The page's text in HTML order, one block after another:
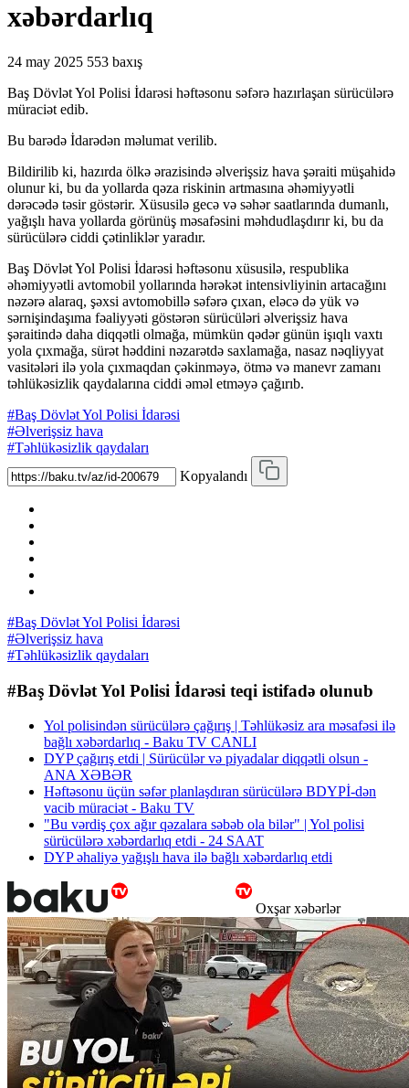
xəbərdarlıq
24 may 2025 553 baxış
Baş Dövlət Yol Polisi İdarəsi həftəsonu səfərə hazırlaşan sürücülərə
müraciət edib.
Bu barədə İdarədən məlumat verilib.
Bildirilib ki, hazırda ölkə ərazisində əlverişsiz hava şəraiti müşahidə
olunur ki, bu da yollarda qəza riskinin artmasına əhəmiyyətli
dərəcədə təsir göstərir. Xüsusilə gecə və səhər saatlarında dumanlı,
yağışlı hava yollarda görünüş məsafəsini məhdudlaşdırır ki, bu da
sürücülərə ciddi çətinliklər yaradır.
Baş Dövlət Yol Polisi İdarəsi həftəsonu xüsusilə, respublika
əhəmiyyətli avtomobil yollarında hərəkət intensivliyinin artacağını
nəzərə alaraq, şəxsi avtomobillə səfərə çıxan, eləcə də yük və
sərnişindaşıma fəaliyyəti göstərən sürücüləri əlverişsiz hava
şəraitində daha diqqətli olmağa, mümkün qədər günün işıqlı vaxtı
yola çıxmağa, sürət həddini nəzarətdə saxlamağa, nasaz nəqliyyat
vasitələri ilə yola çıxmaqdan çəkinməyə, ötmə və manevr zamanı
təhlükəsizlik qaydalarına ciddi əməl etməyə çağırıb.
#Baş Dövlət Yol Polisi İdarəsi
#Əlverişsiz hava
#Təhlükəsizlik qaydaları
Kopyalandı
#Baş Dövlət Yol Polisi İdarəsi
#Əlverişsiz hava
#Təhlükəsizlik qaydaları
#Baş Dövlət Yol Polisi İdarəsi teqi istifadə olunub
Yol polisindən sürücülərə çağırış | Təhlükəsiz ara məsafəsi ilə
bağlı xəbərdarlıq - Baku TV CANLI
DYP çağırış etdi | Sürücülər və piyadalar diqqətli olsun -
ANA XƏBƏR
Həftəsonu üçün səfər planlaşdıran sürücülərə BDYPİ-dən
vacib müraciət - Baku TV
"Bu vərdiş çox ağır qəzalara səbəb ola bilər" | Yol polisi
sürücülərə xəbərdarlıq etdi - 24 SAAT
DYP əhaliyə yağışlı hava ilə bağlı xəbərdarlıq etdi
Oxşar xəbərlər